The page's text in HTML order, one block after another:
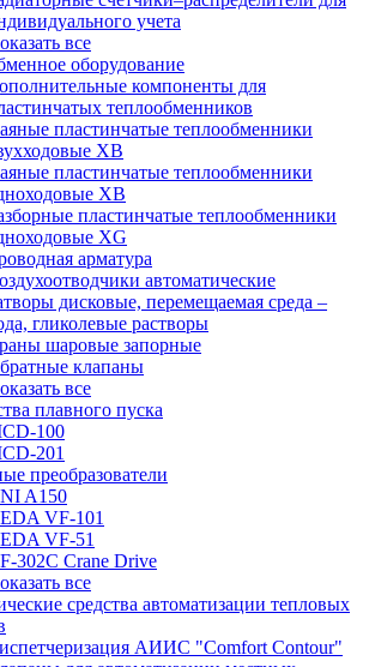
учета
все
оборудование
компоненты для
теплообменников
пластинчатые теплообменники
XB
пластинчатые теплообменники
ХВ
пластинчатые теплообменники
ХG
арматура
автоматические
дисковые, перемещаемая среда –
гликолевые растворы
шаровые запорные
клапаны
все
плавного пуска
100
201
преобразователи
A150
VF-101
VF-51
302C Crane Drive
все
средства автоматизации тепловых
АИИС "Comfort Contour"